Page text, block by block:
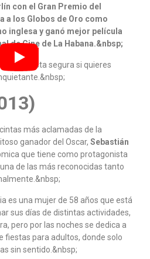
con el Gran Premio del
a los Globos de Oro como
inglesa y ganó mejor película
de Cine de La Habana.&nbsp;
apuesta segura si quieres
más aclamadas de la
ganador del Oscar, Sebastián
que tiene como protagonista
de las más reconocidas tanto
es una mujer de 58 años que está
sus días de distintas actividades,
pero por las noches se dedica a
fiestas para adultos, donde solo
sin sentido.&nbsp;